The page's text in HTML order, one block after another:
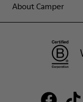
About Camper